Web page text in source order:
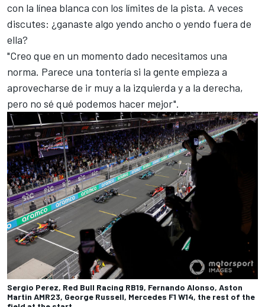
con la línea blanca con los límites de la pista. A veces
discutes: ¿ganaste algo yendo ancho o yendo fuera de
ella?
"Creo que en un momento dado necesitamos una
norma. Parece una tontería si la gente empieza a
aprovecharse de ir muy a la izquierda y a la derecha,
pero no sé qué podemos hacer mejor".
Sergio Perez, Red Bull Racing RB19, Fernando Alonso, Aston
Martin AMR23, George Russell, Mercedes F1 W14, the rest of the